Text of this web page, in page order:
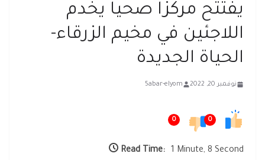
يفتتح مركزا صحيا يخدم
اللاجئين في مخيم الزرقاء-
الحياة الجديدة
نوفمبر 20, 2022 5abar-elyom
0
0
Read Time: 1 Minute, 8 Second